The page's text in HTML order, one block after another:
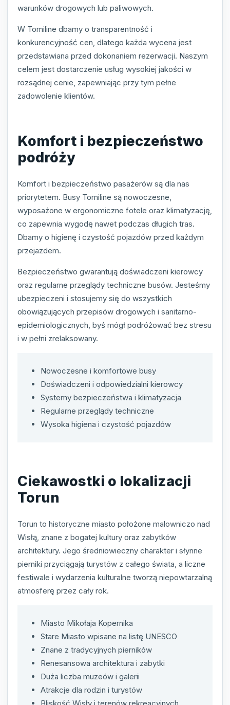
warunków drogowych lub paliwowych.
W Tomiline dbamy o transparentność i
konkurencyjność cen, dlatego każda wycena jest
przedstawiana przed dokonaniem rezerwacji. Naszym
celem jest dostarczenie usług wysokiej jakości w
rozsądnej cenie, zapewniając przy tym pełne
zadowolenie klientów.
Komfort i bezpieczeństwo
podróży
Komfort i bezpieczeństwo pasażerów są dla nas
priorytetem. Busy Tomiline są nowoczesne,
wyposażone w ergonomiczne fotele oraz klimatyzację,
co zapewnia wygodę nawet podczas długich tras.
Dbamy o higienę i czystość pojazdów przed każdym
przejazdem.
Bezpieczeństwo gwarantują doświadczeni kierowcy
oraz regularne przeglądy techniczne busów. Jesteśmy
ubezpieczeni i stosujemy się do wszystkich
obowiązujących przepisów drogowych i sanitarno-
epidemiologicznych, byś mógł podróżować bez stresu
i w pełni zrelaksowany.
Nowoczesne i komfortowe busy
Doświadczeni i odpowiedzialni kierowcy
Systemy bezpieczeństwa i klimatyzacja
Regularne przeglądy techniczne
Wysoka higiena i czystość pojazdów
Ciekawostki o lokalizacji
Torun
Torun to historyczne miasto położone malowniczo nad
Wisłą, znane z bogatej kultury oraz zabytków
architektury. Jego średniowieczny charakter i słynne
pierniki przyciągają turystów z całego świata, a liczne
festiwale i wydarzenia kulturalne tworzą niepowtarzalną
atmosferę przez cały rok.
Miasto Mikołaja Kopernika
Stare Miasto wpisane na listę UNESCO
Znane z tradycyjnych pierników
Renesansowa architektura i zabytki
Duża liczba muzeów i galerii
Atrakcje dla rodzin i turystów